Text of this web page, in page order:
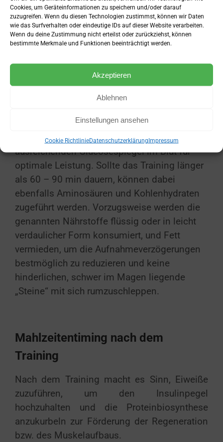
Cookies, um Geräteinformationen zu speichern und/oder darauf
zuzugreifen. Wenn du diesen Technologien zustimmst, können wir Daten
wie das Surfverhalten oder eindeutige IDs auf dieser Website verarbeiten.
Wenn du deine Zustimmung nicht erteilst oder zurückziehst, können
bestimmte Merkmale und Funktionen beeinträchtigt werden.
Akzeptieren
Ablehnen
Einstellungen ansehen
Cookie RichtlinieDatenschutzerklärungImpressum
Aufgepasst, zu viel Nahrung vor dem Training
kann kontraproduktiv für die Leistung sein, da
der Körper sich auf die Verdauung
abgerufen werden kann.
Wenn längere Zeit vor dem Training nichts
kleiner Snack empfehlenswert für einen
ausreichenden Insulinanstieg und einen
ausreichenden Glucosespiegel im Blut für
optimale Leistung. Sollte das Training länger
als 60 – 90 min dauern, können dabei
ebenfalls Aminosäuren und Kohlenhydraten
zugeführt werden. Vorzugsweise werden die
genannten Nährstoffe flüssig oder in leicht
verdaulicher Form konsumiert, und Fett
vermieden, um die Aufnahmeverzögerungen
bestmöglich zu reduzieren und keine
hinderlichen, schwer im Magen liegende
„Steine“ mit sich rumzuschleppen.
Mahlzeitentiming nach dem
Training
Nach dem Training macht es Sinn, Eiweiße
zuzuführen, um den Insulinpegel
hochzuhalten und die Proteinbiosynthese
anzukurbeln zur Förderung der Regeneration
bzw. des Muskelaufbaus.